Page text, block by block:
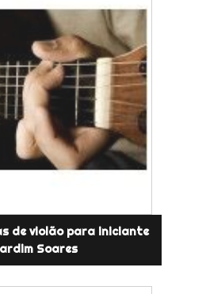
de violão para iniciante
Soares